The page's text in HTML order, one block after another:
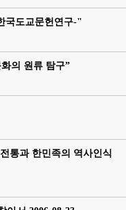
국도교문헌연구-"
의 원류 탐구”
통과 한민족의 역사인식